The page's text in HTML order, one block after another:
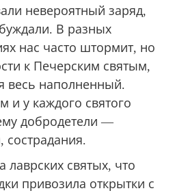
невероятный заряд,
В разных
нас часто штормит, но
к Печерским святым,
весь наполненный.
у каждого святого
добродетели —
сострадания.
лаврских святых, что
привозила открытки с